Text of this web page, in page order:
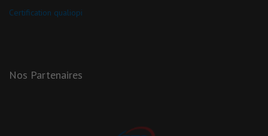
Certification qualiopi
Nos Partenaires